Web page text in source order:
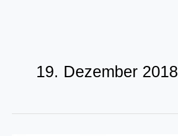
19. Dezember 2018